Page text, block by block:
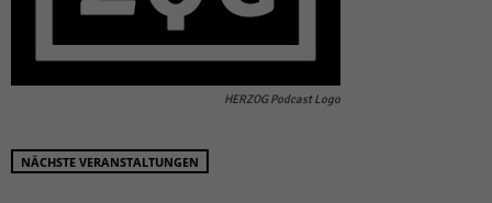
HERZOG Podcast Logo
NÄCHSTE VERANSTALTUNGEN